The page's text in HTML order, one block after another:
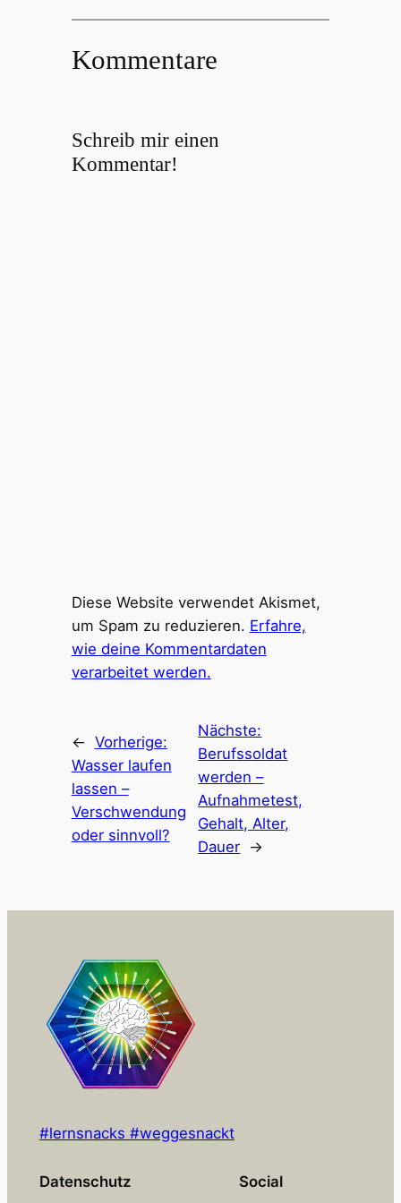
Kommentare
Schreib mir einen
Kommentar!
Diese Website verwendet Akismet,
um Spam zu reduzieren. Erfahre,
wie deine Kommentardaten
verarbeitet werden.
← Vorherige:
Wasser laufen
lassen –
Verschwendung
oder sinnvoll?
Nächste:
Berufssoldat
werden –
Aufnahmetest,
Gehalt, Alter,
Dauer →
#lernsnacks #weggesnackt
Datenschutz Social